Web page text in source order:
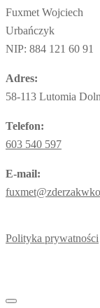
Fuxmet Wojciech
Urbańczyk
NIP: 884 121 60 91
Adres:
58-113 Lutomia
Telefon:
603 540 597
E-mail:
Polityka prywatności